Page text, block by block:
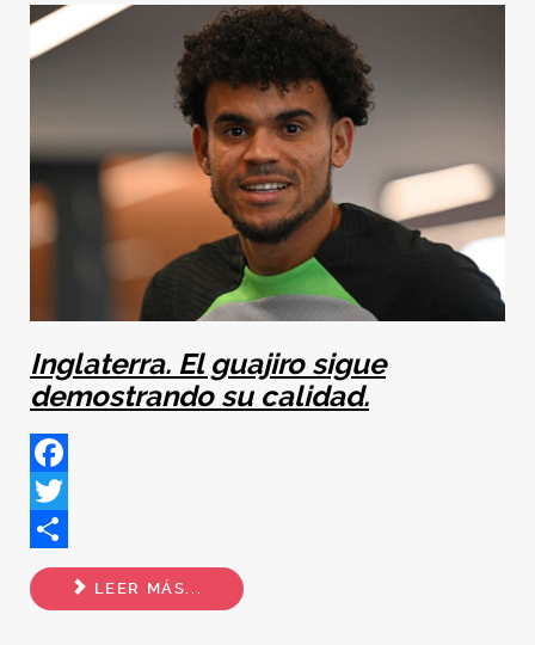
Inglaterra. El guajiro sigue
demostrando su calidad.
Facebook
Twitter
Share
LEER MÁS...